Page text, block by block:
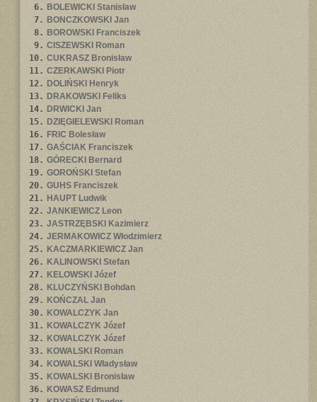
6. BOLEWICKI Stanisław
7. BONCZKOWSKI Jan
8. BOROWSKI Franciszek
9. CISZEWSKI Roman
10. CUKRASZ Bronisław
11. CZERKAWSKI Piotr
12. DOLIŃSKI Henryk
13. DRAKOWSKI Feliks
14. DRWICKI Jan
15. DZIĘGIELEWSKI Roman
16. FRIC Bolesław
17. GAŚCIAK Franciszek
18. GÓRECKI Bernard
19. GOROŃSKI Stefan
20. GUHS Franciszek
21. HAUPT Ludwik
22. JANKIEWICZ Leon
23. JASTRZĘBSKI Kazimierz
24. JERMAKOWICZ Włodzimierz
25. KACZMARKIEWICZ Jan
26. KALINOWSKI Stefan
27. KELOWSKI Józef
28. KLUCZYŃSKI Bohdan
29. KOŃCZAL Jan
30. KOWALCZYK Jan
31. KOWALCZYK Józef
32. KOWALCZYK Józef
33. KOWALSKI Roman
34. KOWALSKI Władysław
35. KOWALSKI Bronisław
36. KOWASZ Edmund